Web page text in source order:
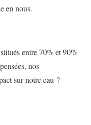
en nous.
entre 70% et 90%
nos
sur notre eau ?